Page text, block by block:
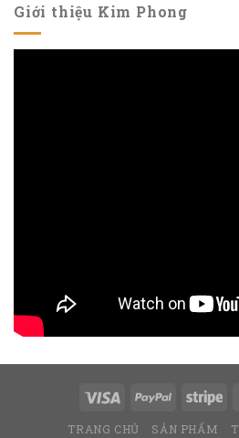
Giới thiệu Kim Phong
TRANG CHỦ SẢN PHẨM